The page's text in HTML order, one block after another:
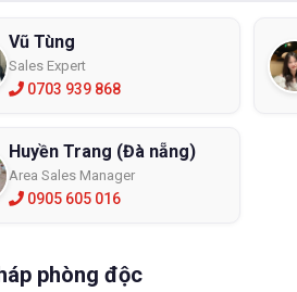
Vũ Tùng
Sales Expert
0703 939 868
Huyền Trang (Đà nẵng)
Area Sales Manager
0905 605 016
phòng độc